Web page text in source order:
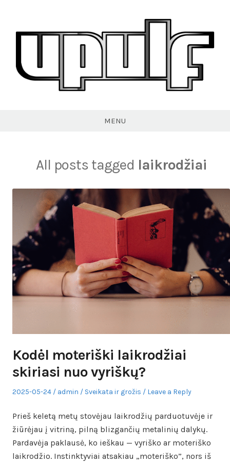
content
MENU
All posts tagged laikrodžiai
Kodėl moteriški laikrodžiai
skiriasi nuo vyriškų?
Posted
2025-05-24 Author
admin
Posted
Sveikata ir grožis Leave a Reply
Prieš keletą metų stovėjau laikrodžių parduotuvėje ir
žiūrėjau į vitriną, pilną blizgančių metalinių dalykų.
Pardavėja paklausė, ko ieškau — vyriško ar moteriško
laikrodžio. Instinktyviai atsakiau „moteriško”, nors iš